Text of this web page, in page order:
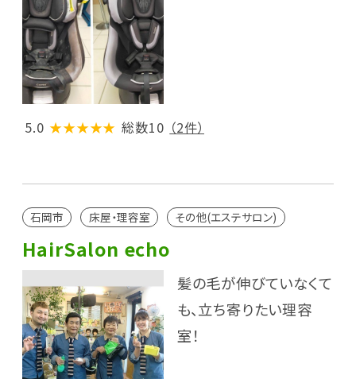
5.0 ★★★★★ 総数10 （2件）
石岡市 床屋・理容室 その他(エステサロン)
HairSalon echo
髪の毛が伸びていなくて
も、立ち寄りたい理容
室！